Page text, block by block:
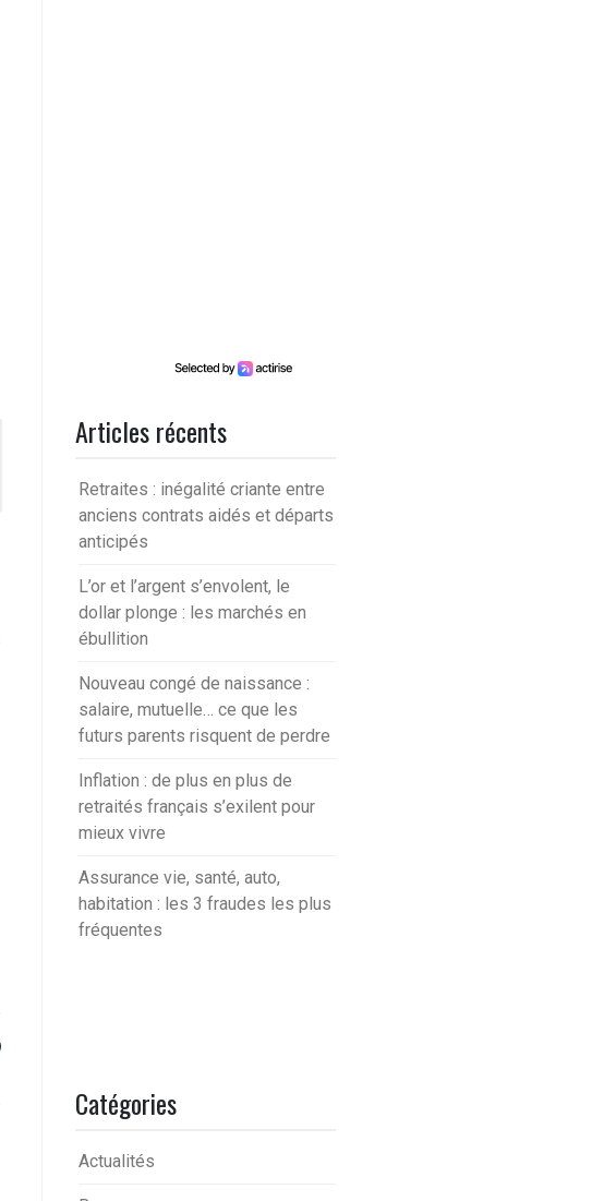
Articles récents
Retraites : inégalité criante entre
anciens contrats aidés et départs
anticipés
L’or et l’argent s’envolent, le
dollar plonge : les marchés en
ébullition
Nouveau congé de naissance :
salaire, mutuelle… ce que les
futurs parents risquent de perdre
Inflation : de plus en plus de
retraités français s’exilent pour
mieux vivre
Assurance vie, santé, auto,
habitation : les 3 fraudes les plus
fréquentes
Catégories
Actualités